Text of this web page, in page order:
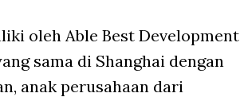
oleh Able Best Development
sama di Shanghai dengan
anak perusahaan dari